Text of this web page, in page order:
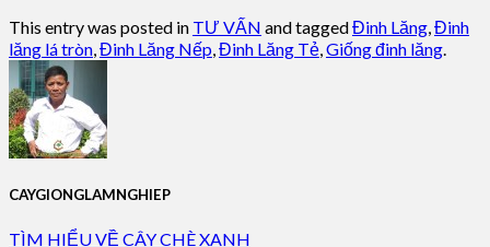
This entry was posted in TƯ VẤN and taggedĐinh Lăng,Đinh
lăng lá tròn,Đinh Lăng Nếp,Đinh Lăng Tẻ,Giống đinh lăng.
CAYGIONGLAMNGHIEP
TÌM HIỂU VỀ CÂY CHÈ XANH